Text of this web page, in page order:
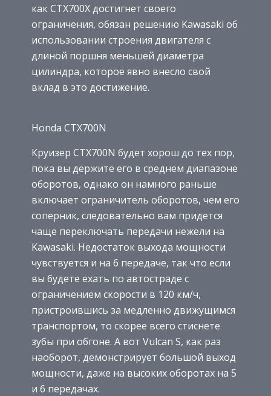
как CTX700X достигнет своего
ограничения, обязан решению Kawasaki об
использовании строения двигателя с
длиной поршня меньшей диаметра
цилиндра, которое явно внесло свой
вклад в это достижение.
Honda CTX700N
Круизер CTX700N будет хорош до тех пор,
пока вы держите его в среднем диапазоне
оборотов, однако он намного раньше
включает ограничитель оборотов, чем его
соперник, следовательно вам придется
чаще переключать передачи нежели на
Kawasaki. Недостаток выхода мощности
чувствуется и на 6 передаче, так что если
вы будете ехать по автостраде с
ограничением скорости в 120 км/ч,
пристроившись за медленно движущимся
транспортом, то скорее всего стиснете
зубы при обгоне. А вот Vulcan S, как раз
наоборот, демонстрирует большой выход
мощности, даже на высоких оборотах на 5
и 6 передачах.